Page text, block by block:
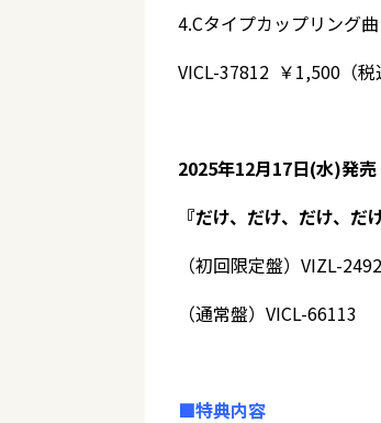
4.Cタイプカップリング曲
VICL-37812 ￥1,500（税
2025年12月17日(水)発売
『だけ、だけ、だけ、
（初回限定盤）VIZL-
（通常盤）VICL-
■特典内容